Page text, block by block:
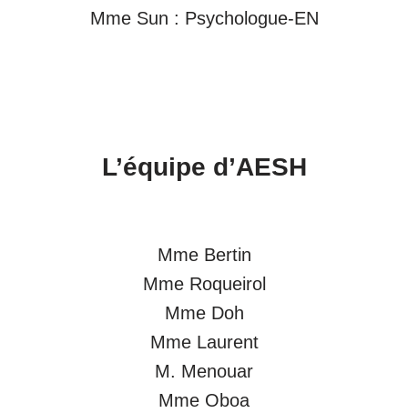
Mme Sun : Psychologue-EN
L’équipe d’AESH
Mme Bertin
Mme Roqueirol
Mme Doh
Mme Laurent
M. Menouar
Mme Oboa